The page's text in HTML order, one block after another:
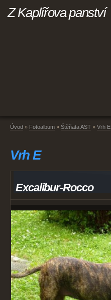
Z Kaplířova panství
Úvod » Fotoalbum » Štěňata AST » Vrh E
Vrh E
Excalibur-Rocco